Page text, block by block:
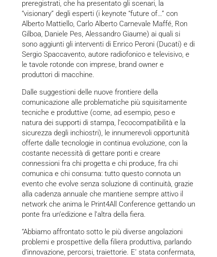
preregistrati, che ha presentato gli scenari, la
“visionary” degli esperti (i keynote “future of…” con
Alberto Mattiello, Carlo Alberto Carnevale Maffé, Ron
Gilboa, Daniele Pes, Alessandro Giaume) ai quali si
sono aggiunti gli interventi di Enrico Peroni (Ducati) e di
Sergio Spaccavento, autore radiofonico e televisivo, e
le tavole rotonde con imprese, brand owner e
produttori di macchine.
Dalle suggestioni delle nuove frontiere della
comunicazione alle problematiche più squisitamente
tecniche e produttive (come, ad esempio, peso e
natura dei supporti di stampa, l’ecocompatibilità e la
sicurezza degli inchiostri), le innumerevoli opportunità
offerte dalle tecnologie in continua evoluzione, con la
costante necessità di gettare ponti e creare
connessioni fra chi progetta e chi produce, fra chi
comunica e chi consuma: tutto questo connota un
evento che evolve senza soluzione di continuità, grazie
alla cadenza annuale che mantiene sempre attivo il
network che anima le Print4All Conference gettando un
ponte fra un’edizione e l’altra della fiera.
“Abbiamo affrontato sotto le più diverse angolazioni
problemi e prospettive della filiera produttiva, parlando
d’innovazione, percorsi, traiettorie. E’ stata confermata,